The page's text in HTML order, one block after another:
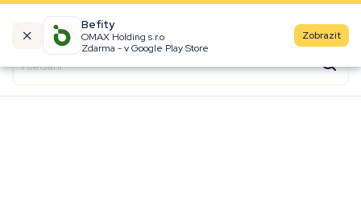
Befity
OMAX Holding s.r.o
Zdarma - v Google Play Store
Zobrazit
Kalorické tabulky